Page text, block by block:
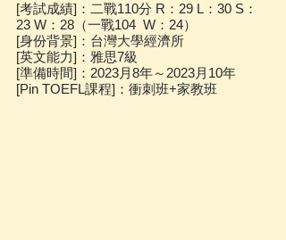
[考試成績]：二戰110分 R：29 L：30 S：
23 W：28（一戰104  W：24）
[身份背景]：台灣大學經濟所
[英文能力]：雅思7級
[準備時間]：2023月8年～2023月10年
[Pin TOEFL課程]：衝刺班+家教班